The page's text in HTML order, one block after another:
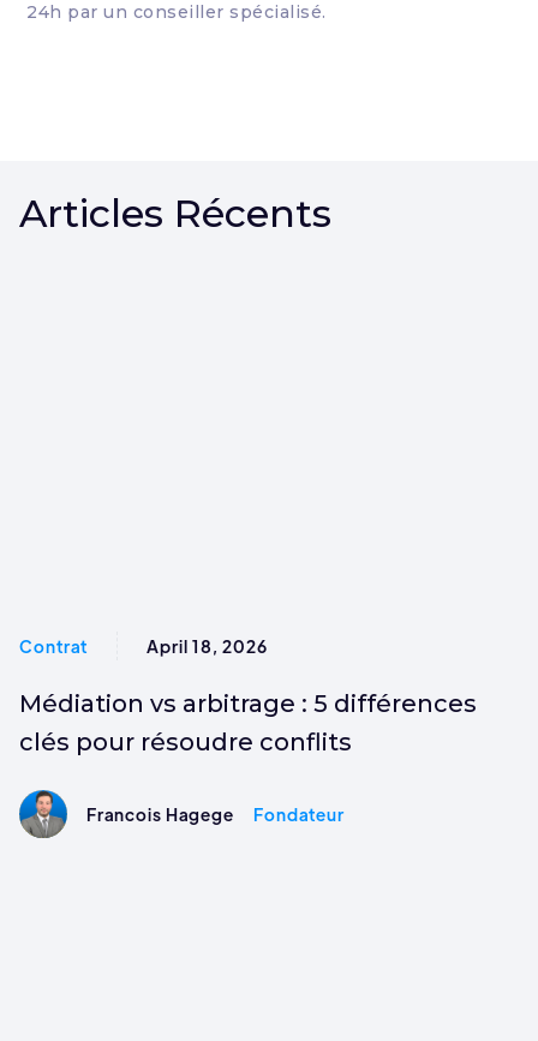
24h par un conseiller spécialisé.
Articles Récents
Contrat April 18, 2026
Médiation vs arbitrage : 5 différences
clés pour résoudre conflits
Francois Hagege Fondateur